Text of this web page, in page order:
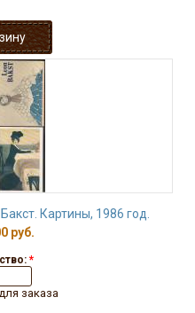
Картины, 1986 год.
руб.
*
заказа